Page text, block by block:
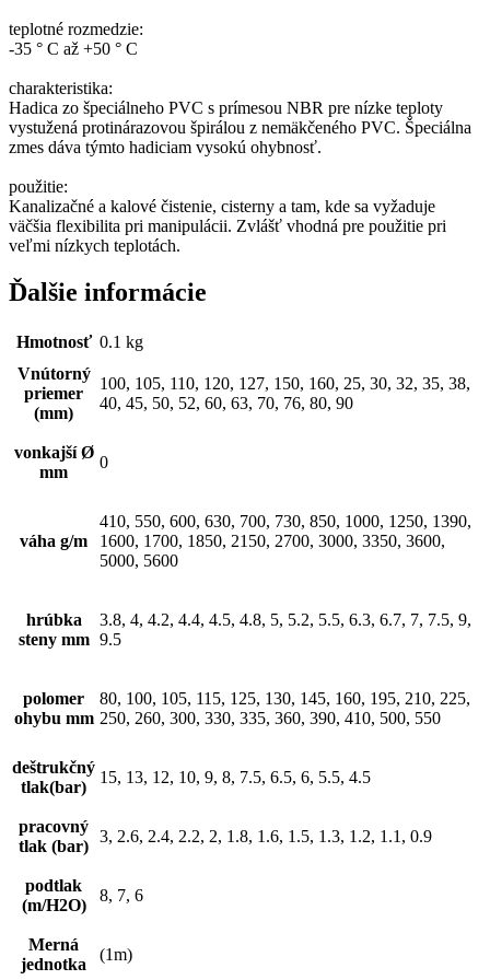
⬤
⬤ 52 1000
⬤
⬤ 1187
⬤ 1188 70
⬤ 1184
⬤
⬤ 1564 100 2700
⬤ 1190 105 2700
⬤ 110 3000
⬤ 120 3350
teplotné rozmedzie:
-35 ° C až +50 ° C
charakteristika:
Hadica zo špeciálneho PVC s prímesou NBR pre nízke teploty
vystužená protinárazovou špirálou z nemäkčeného PVC. Špeciálna
zmes dáva týmto hadiciam vysokú ohybnosť.
použitie:
Kanalizačné a kalové čistenie, cisterny a tam, kde sa vyžaduje
väčšia flexibilita pri manipulácii. Zvlášť vhodná pre použitie pri
veľmi nízkych teplotách.
Ďalšie informácie
Hmotnosť 0.1 kg
Vnútorný
priemer
(mm)
100, 105, 110, 120, 127, 150, 160, 25, 30, 32, 35, 38,
40, 45, 50, 52, 60, 63, 70, 76, 80, 90
vonkajší Ø
mm
0
váha g/m
410, 550, 600, 630, 700, 730, 850, 1000, 1250, 1390,
1600, 1700, 1850, 2150, 2700, 3000, 3350, 3600,
5000, 5600
hrúbka
steny mm
3.8, 4, 4.2, 4.4, 4.5, 4.8, 5, 5.2, 5.5, 6.3, 6.7, 7, 7.5, 9,
9.5
polomer
ohybu mm
80, 100, 105, 115, 125, 130, 145, 160, 195, 210, 225,
250, 260, 300, 330, 335, 360, 390, 410, 500, 550
deštrukčný
tlak(bar)
15, 13, 12, 10, 9, 8, 7.5, 6.5, 6, 5.5, 4.5
pracovný
tlak (bar)
3, 2.6, 2.4, 2.2, 2, 1.8, 1.6, 1.5, 1.3, 1.2, 1.1, 0.9
podtlak
(m/H2O)
8, 7, 6
Merná
jednotka
(1m)